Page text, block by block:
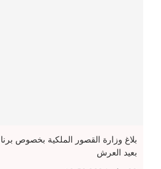
بلاغ وزارة القصور الملكية بخصوص
بعيد العرش